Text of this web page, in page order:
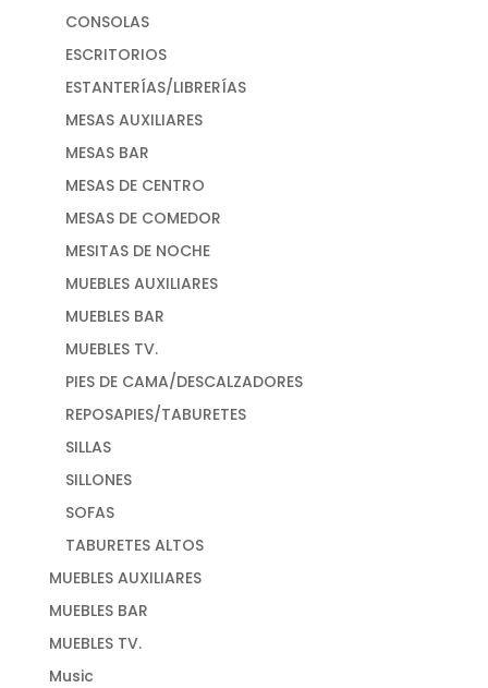
CONSOLAS
ESCRITORIOS
ESTANTERÍAS/LIBRERÍAS
MESAS AUXILIARES
MESAS BAR
MESAS DE CENTRO
MESAS DE COMEDOR
MESITAS DE NOCHE
MUEBLES AUXILIARES
MUEBLES BAR
MUEBLES TV.
PIES DE CAMA/DESCALZADORES
REPOSAPIES/TABURETES
SILLAS
SILLONES
SOFAS
TABURETES ALTOS
MUEBLES AUXILIARES
MUEBLES BAR
MUEBLES TV.
Music